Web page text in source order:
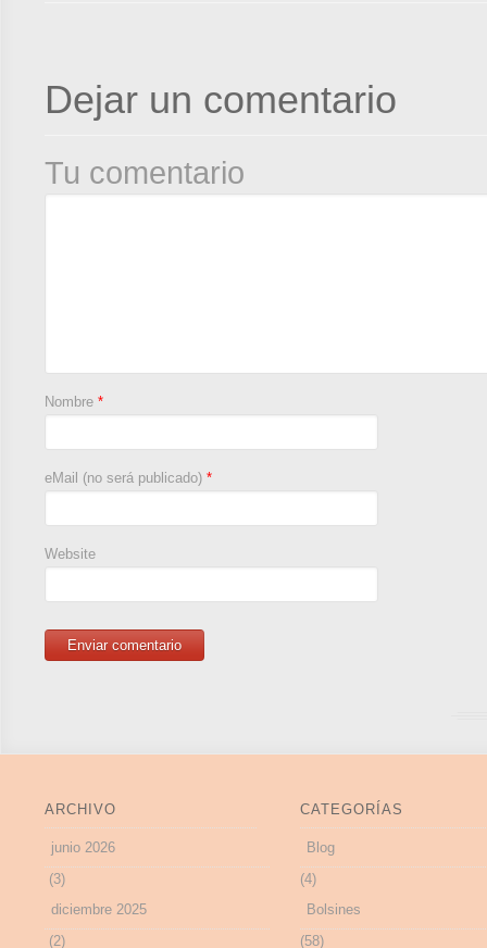
Dejar un comentario
Tu comentario
Nombre *
eMail (no será publicado) *
Website
ARCHIVO
junio 2026
(3)
diciembre 2025
(2)
CATEGORÍAS
Blog
(4)
Bolsines
(58)